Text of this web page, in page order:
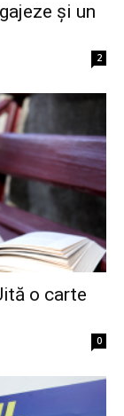
și un
2
o carte
0